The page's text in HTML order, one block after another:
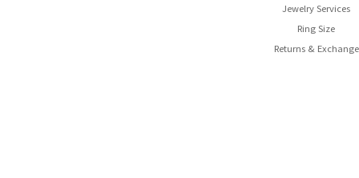
Jewelry Services
Ring Size
Returns & Exchange